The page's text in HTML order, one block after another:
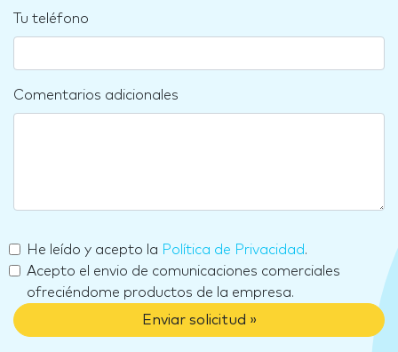
Tu teléfono
Comentarios adicionales
He leído y acepto la Política de Privacidad.
Acepto el envio de comunicaciones comerciales
ofreciéndome productos de la empresa.
Enviar solicitud »